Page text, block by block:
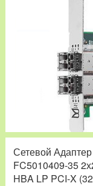
Сетевой
FC5010409-35
HBA LP PCI-X